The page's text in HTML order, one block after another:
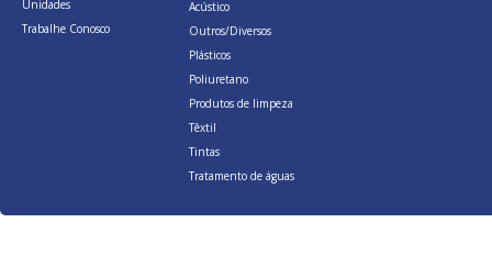
Unidades
Trabalhe Conosco
Acústico
Outros/Diversos
Plásticos
Poliuretano
Produtos de limpeza
Têxtil
Tintas
Tratamento de águas